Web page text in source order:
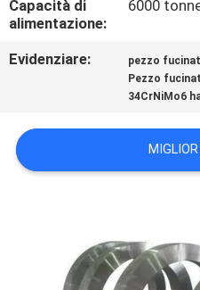
CONTATTICI
RICHIEDA
UNA
MAPPA
Capacità di
alimentazione:
6000
Evidenziare: pezzo
Pezzo
34CrNiMo6